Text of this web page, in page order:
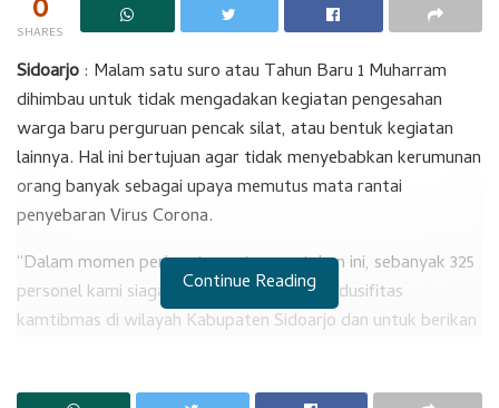
0
SHARES
Sidoarjo: Malam satu suro atau Tahun Baru 1 Muharram
dihimbau untuk tidak mengadakan kegiatan pengesahan
warga baru perguruan pencak silat, atau bentuk kegiatan
lainnya. Hal ini bertujuan agar tidak menyebabkan kerumunan
orang banyak sebagai upaya memutus mata rantai
penyebaran Virus Corona.
“Dalam momen peringatan satu suro tahun ini, sebanyak 325
personel kami siagakan, guna menjaga kondusifitas
kamtibmas di wilayah Kabupaten Sidoarjo dan untuk berikan
Continue Reading